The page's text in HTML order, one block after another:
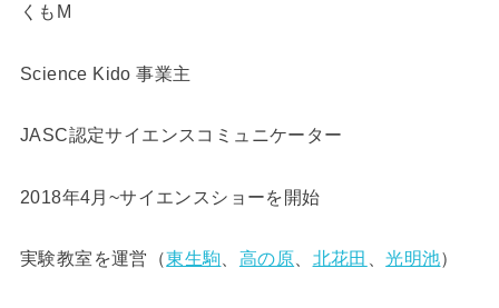
くもM
Science Kido 事業主
JASC認定サイエンスコミュニケーター
2018年4月~サイエンスショーを開始
実験教室を運営（東生駒 高の原 北花田 、光明池）